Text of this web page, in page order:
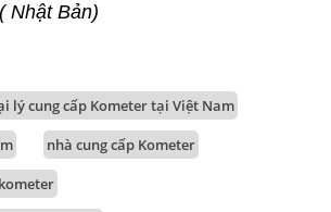
Nhật Bản)
lý cung cấp Kometer tại Việt Nam
nhà cung cấp Kometer